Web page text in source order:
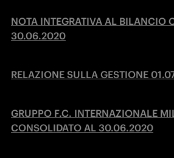
NOTA INTEGRATIVA AL BILANCIO
30.06.2020
RELAZIONE SULLA GESTIONE
GRUPPO F.C. INTERNAZIONALE
CONSOLIDATO AL 30.06.2020